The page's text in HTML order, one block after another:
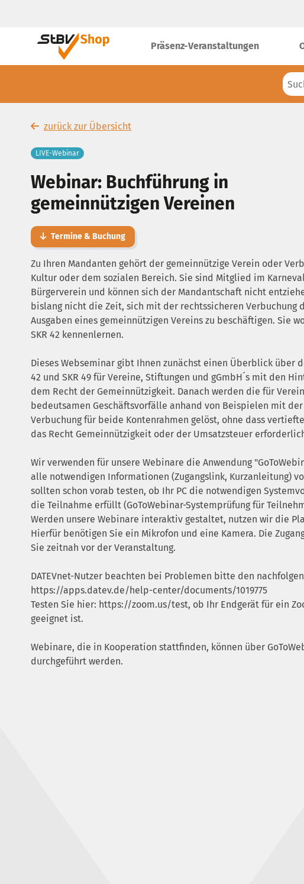
Präsenz-Veranstaltungen
zurück zur Übersicht
LIVE-Webinar
Webinar: Buchführung in
gemeinnützigen Vereinen
Termine & Buchung
Zu Ihren Mandanten gehört der gemeinnützige Verein oder
Kultur oder dem sozialen Bereich. Sie sind Mitglied im
Bürgerverein und können sich der Mandantschaft nicht
bislang nicht die Zeit, sich mit der rechtssicheren Verbuchung
Ausgaben eines gemeinnützigen Vereins zu beschäftigen. Sie
SKR 42 kennenlernen.
Dieses Webseminar gibt Ihnen zunächst einen Überblick über
42 und SKR 49 für Vereine, Stiftungen und gGmbH´s mit den
dem Recht der Gemeinnützigkeit. Danach werden die für
bedeutsamen Geschäftsvorfälle anhand von Beispielen mit
Verbuchung für beide Kontenrahmen gelöst, ohne dass
das Recht Gemeinnützigkeit oder der Umsatzsteuer
Wir verwenden für unsere Webinare die Anwendung
alle notwendigen Informationen (Zugangslink, Kurzanleitung)
sollten schon vorab testen, ob Ihr PC die notwendigen
die Teilnahme erfüllt (GoToWebinar-Systemprüfung für
Werden unsere Webinare interaktiv gestaltet, nutzen wir die
Hierfür benötigen Sie ein Mikrofon und eine Kamera. Die
Sie zeitnah vor der Veranstaltung.
DATEVnet-Nutzer beachten bei Problemen bitte den
https://apps.datev.de/help-center/documents/1019775
Testen Sie hier: https://zoom.us/test, ob Ihr Endgerät für ein
geeignet ist.
Webinare, die in Kooperation stattfinden, können über
durchgeführt werden.